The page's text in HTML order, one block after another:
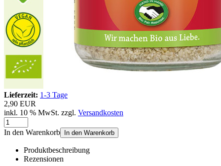
Lieferzeit: 1-3 Tage
2,90 EUR
inkl. 10 % MwSt. zzgl. Versandkosten
In den Warenkorb In den Warenkorb
Produktbeschreibung
Rezensionen